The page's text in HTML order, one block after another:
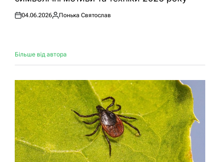
Оприлюднено
04.06.2026
Опубліковано
Понька Святослав
Більше від автора